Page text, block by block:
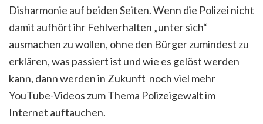
Disharmonie auf beiden Seiten. Wenn die Polizei nicht
damit aufhört ihr Fehlverhalten „unter sich“
ausmachen zu wollen, ohne den Bürger zumindest zu
erklären, was passiert ist und wie es gelöst werden
kann, dann werden in Zukunft noch viel mehr
YouTube-Videos zum Thema Polizeigewalt im
Internet auftauchen.